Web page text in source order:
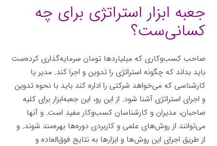
جعبه ابزار استراتژی برای چه
کسانی‌ست؟
صاحب کسب‌وکاری که میلیاردها تومان سرمایه‌گذاری کرده‌ست
باید بداند که چگونه استراتژی را تدوین و اجرا کند. مدیر یا
کارشناسی که می‌خواهد شرکتی را اداره کند باید با نحوه تدوین
و اجرای استراتژی آشنا شود. از این رو، این جعبه‌ابزار برای کلیه
صاحبان، مدیران و کارشناسان کسب‌وکار مفید است. و آنها
می‌توانند از روش‌های علمی و کاربردی دوره‌ها بهره‌مند شوند. و
از طریق اجرای این روش‌ها و ابزارها به نتایج فوق‌العاده و